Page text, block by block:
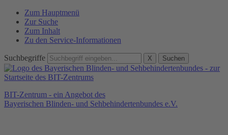
Zum Hauptmenü
Zur Suche
Zum Inhalt
Zu den Service-Informationen
Suchbegriffe X Suchen
BIT-Zentrum - ein Angebot des
Bayerischen Blinden- und Sehbehindertenbundes e.V.